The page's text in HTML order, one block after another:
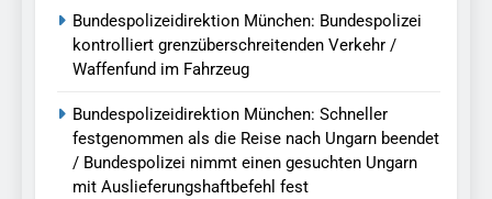
Bundespolizeidirektion München: Bundespolizei
kontrolliert grenzüberschreitenden Verkehr /
Waffenfund im Fahrzeug
Bundespolizeidirektion München: Schneller
festgenommen als die Reise nach Ungarn beendet
/ Bundespolizei nimmt einen gesuchten Ungarn
mit Auslieferungshaftbefehl fest